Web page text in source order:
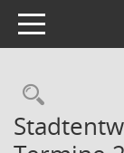
Toggle navigation